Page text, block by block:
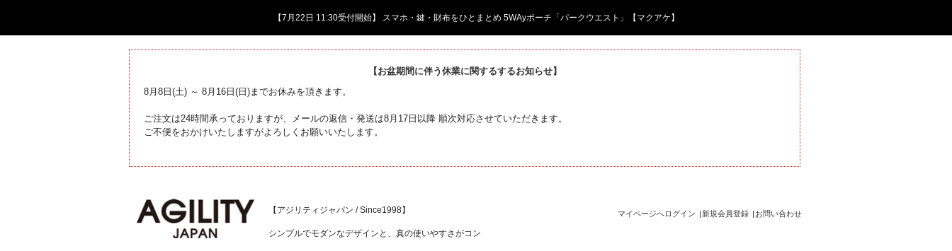
【7月22日 11:30受付開始】 スマホ・鍵・財布をひとまとめ 5WAyポーチ「パークウエスト」【マクアケ】
【お盆期間に伴う休業に関するするお知らせ】
8月8日(土) ～ 8月16日(日)までお休みを頂きます。
ご注文は24時間承っておりますが、メールの返信・発送は8月17日以降 順次対応させていただきます。
ご不便をおかけいたしますがよろしくお願いいたします。
【アジリティジャパン / Since1998】
シンプルでモダンなデザインと、真の使いやすさがコン
マイページへログイン 新規会員登録 お問い合わせ